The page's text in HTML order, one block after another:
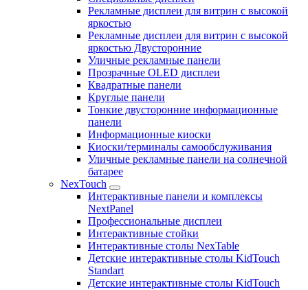
Рекламные дисплеи для витрин с высокой
яркостью
Рекламные дисплеи для витрин с высокой
яркостью Двусторонние
Уличные рекламные панели
Прозрачные OLED дисплеи
Квадратные панели
Круглые панели
Тонкие двусторонние информационные
панели
Информационные киоски
Киоски/терминалы самообслуживания
Уличные рекламные панели на солнечной
батарее
NexTouch
Интерактивные панели и комплексы
NextPanel
Профессиональные дисплеи
Интерактивные стойки
Интерактивные столы NexTable
Детские интерактивные столы KidTouch
Standart
Детские интерактивные столы KidTouch